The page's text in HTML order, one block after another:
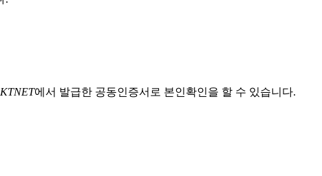
에서 발급한 공동인증서로 본인확인을 할 수 있습니다.